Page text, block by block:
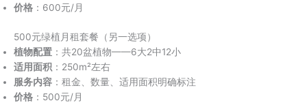
价格 ：600元/月
500元绿植月租套餐（另一选项）
植物配置 ：共20盆植物——6大2中12小
适用面积 ：250m²左右
服务内容 ：租金、数量、适用面积明确标注
价格 ：500元/月